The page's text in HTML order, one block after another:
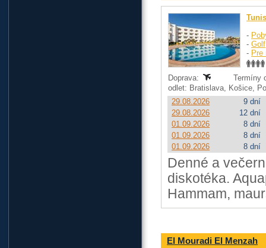
-
- Golf
- Pre
Doprava:
Termíny
odlet: Bratislava, Košice,
29.08.2026
9 dní
29.08.2026
12 dní
01.09.2026
8 dní
01.09.2026
8 dní
01.09.2026
8 dní
Denné a
diskotéka.
Hammam,
El Mouradi El Menzah